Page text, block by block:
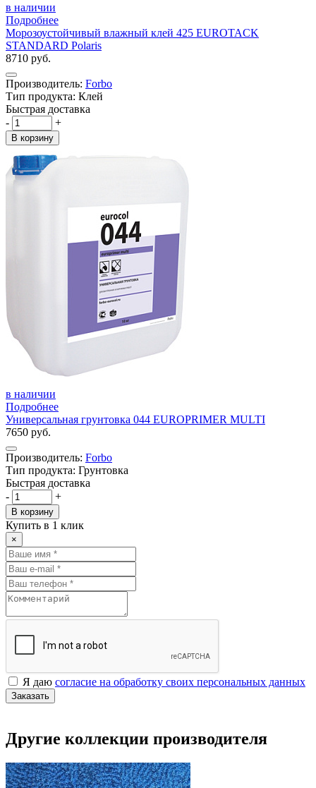
в наличии
Подробнее
Морозоустойчивый влажный клей 425 EUROTACK
STANDARD Polaris
8710 руб.
Производитель: Forbo
Тип продукта: Клей
Быстрая доставка
-
+
В корзину
в наличии
Подробнее
Универсальная грунтовка 044 EUROPRIMER MULTI
7650 руб.
Производитель: Forbo
Тип продукта: Грунтовка
Быстрая доставка
-
+
В корзину
Купить в 1 клик
×
Я даю согласие на обработку своих персональных данных
Заказать
Другие коллекции производителя